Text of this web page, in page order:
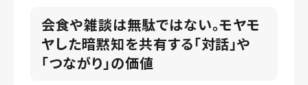
会食や雑談は無駄ではない。モヤモ
ヤした暗黙知を共有する「対話」や
「つながり」の価値